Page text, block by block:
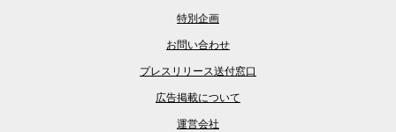
特別企画
お問い合わせ
プレスリリース送付窓口
広告掲載について
運営会社